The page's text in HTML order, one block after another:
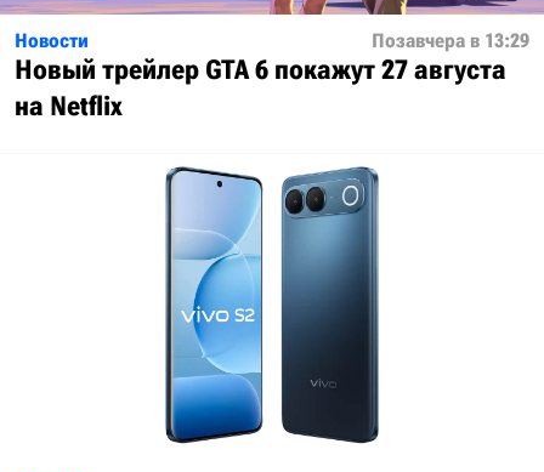
Новости Позавчера в 13:29
Новый трейлер GTA 6 покажут 27 августа
на Netflix